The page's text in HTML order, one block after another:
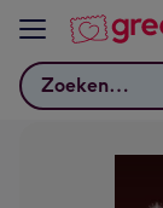
Bekijk meer
Zoeken